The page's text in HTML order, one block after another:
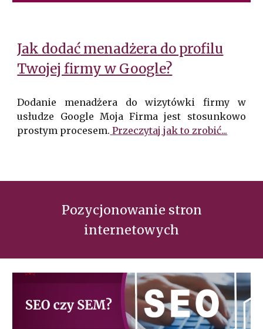
Jak dodać menadżera do profilu
Twojej firmy w Google?
Dodanie menadżera do wizytówki firmy w
usłudze Google Moja Firma jest stosunkowo
prostym procesem. Przeczytaj jak to zrobić...
Pozycjonowanie stron
internetowych